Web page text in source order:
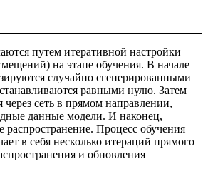
путем итеративной настройки
на этапе обучения. В начале
случайно сгенерированными
равными нулю. Затем
сеть в прямом направлении,
данные модели. И наконец,
распространение. Процесс обучения
в себя несколько итераций прямого
и обновления